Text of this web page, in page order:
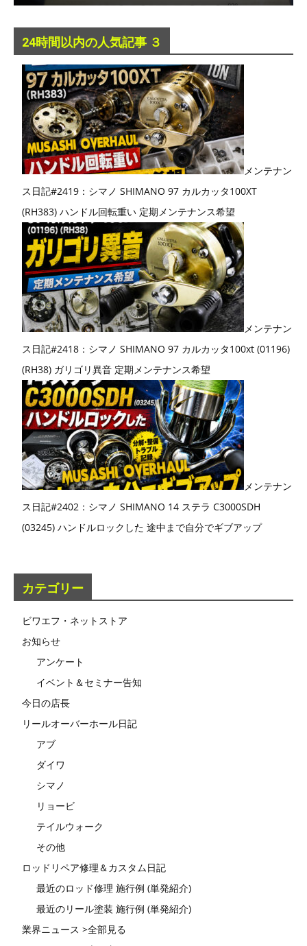
24時間以内の人気記事 ３
メンテナン
ス日記#2419：シマノ SHIMANO 97 カルカッタ100XT
(RH383) ハンドル回転重い 定期メンテナンス希望
メンテナン
ス日記#2418：シマノ SHIMANO 97 カルカッタ100xt (01196)
(RH38) ガリゴリ異音 定期メンテナンス希望
メンテナン
ス日記#2402：シマノ SHIMANO 14 ステラ C3000SDH
(03245) ハンドルロックした 途中まで自分でギブアップ
カテゴリー
ビワエフ・ネットストア
お知らせ
アンケート
イベント＆セミナー告知
今日の店長
リールオーバーホール日記
アブ
ダイワ
シマノ
リョービ
テイルウォーク
その他
ロッドリペア修理＆カスタム日記
最近のロッド修理 施行例 (単発紹介)
最近のリール塗装 施行例 (単発紹介)
業界ニュース >全部見る